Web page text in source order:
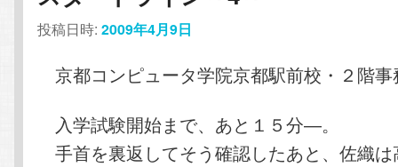
投稿日時:2009年4月9日
京都コンピュータ学院京都駅前校・２階
入学試験開始まで、あと１５分―。
手首を裏返してそう確認したあと、佐織